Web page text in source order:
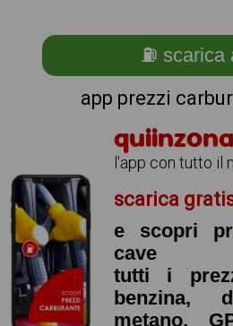
⛽ scarica
app prezzi
quiinzona
l'app con tutto il
scarica
e scopri
cave
tutti i
benzina,
metano,